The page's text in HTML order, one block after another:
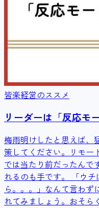
皆楽経営のススメ
リーダーは「反応モ
梅雨明けしたと思えば、
策してください。リモー
では当たり前だったんで
れるのも手です。 「ウ
ら。。。」なんて言わず
れてみましょう。おそら